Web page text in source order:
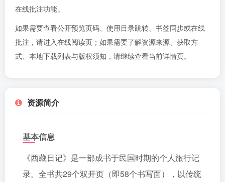
在线批注功能。
如果需要查看公开预览页码、使用目录跳转、书签同步或在线
批注，请进入在线阅读页 ；如果需要了解资源来源、获取方
式、本地下载列表与版权须知，请继续查看当前详情页。
资源简介
基本信息
《西藏日记》是一部成书于民国时期的个人旅行记
录。全书共29个双开页（即58个书写面），以传统